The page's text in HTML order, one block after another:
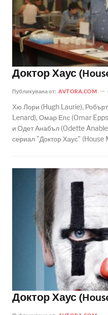
Доктор Хаус
Публикувана от: AVTORA.COM
Хю Лори (Hugh Laurie),
Lenard), Омар Епс (Omar
и Одет Анабъл (Odette
сериал "Доктор Хаус" (House
Доктор Хаус